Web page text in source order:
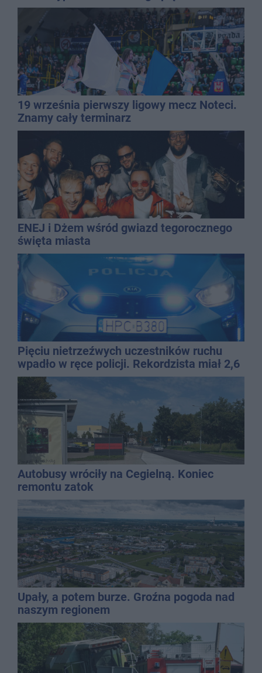
19 września pierwszy ligowy mecz Noteci.
Znamy cały terminarz
ENEJ i Dżem wśród gwiazd tegorocznego
święta miasta
Pięciu nietrzeźwych uczestników ruchu
wpadło w ręce policji. Rekordzista miał 2,6
promila
Autobusy wróciły na Cegielną. Koniec
remontu zatok
Upały, a potem burze. Groźna pogoda nad
naszym regionem